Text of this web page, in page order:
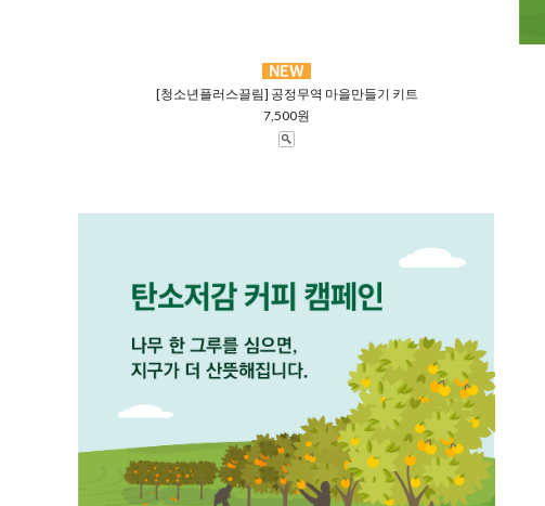
[청소년플러스끌림] 공정무역 마을만들기 키트
7,500원